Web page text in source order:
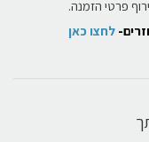
פרטי הזמנה.
לחצו כאן